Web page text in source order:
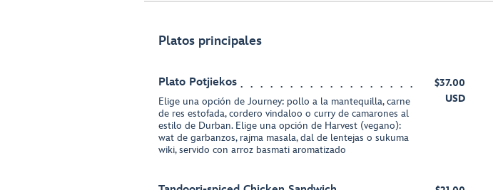
Platos principales
Plato Potjiekos
Elige una opción de Journey: pollo a la mantequilla, carne
de res estofada, cordero vindaloo o curry de camarones al
estilo de Durban. Elige una opción de Harvest (vegano):
wat de garbanzos, rajma masala, dal de lentejas o sukuma
wiki, servido con arroz basmati aromatizado
$37.00
USD